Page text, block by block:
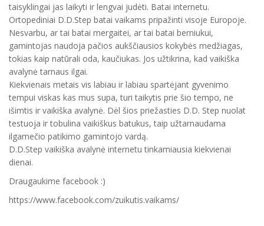
taisyklingai jas laikyti ir lengvai judėti. Batai internetu.
Ortopediniai D.D.Step batai vaikams pripažinti visoje Europoje.
Nesvarbu, ar tai batai mergaitei, ar tai batai berniukui,
gamintojas naudoja pačios aukščiausios kokybės medžiagas,
tokias kaip natūrali oda, kaučiukas. Jos užtikrina, kad vaikiška
avalynė tarnaus ilgai.
Kiekvienais metais vis labiau ir labiau spartėjant gyvenimo
tempui viskas kas mus supa, turi taikytis prie šio tempo, ne
išimtis ir vaikiška avalynė. Dėl šios priežasties D.D. Step nuolat
testuoja ir tobulina vaikiškus batukus, taip užtarnaudama
ilgamečio patikimo gamintojo vardą.
D.D.Step vaikiška avalynė internetu tinkamiausia kiekvienai
dienai.
Draugaukime facebook :)
https://www.facebook.com/zuikutis.vaikams/